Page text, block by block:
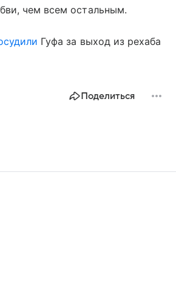
чем всем остальным.
Гуфа за выход из рехаба
Поделиться